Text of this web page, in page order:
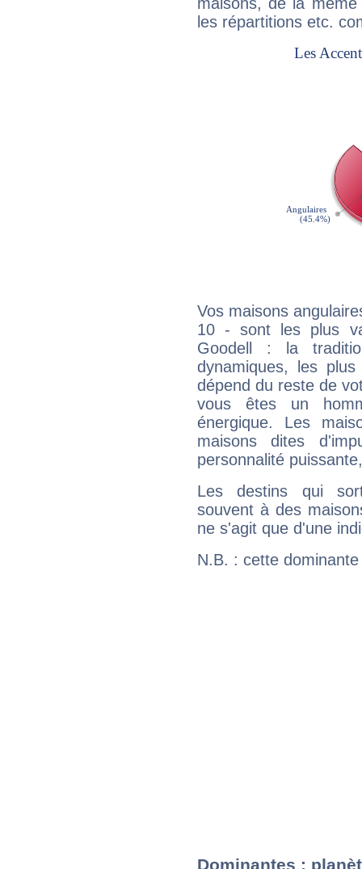
maisons, de la
les répartitions etc.
Vos maisons
10 - sont les plus
Goodell : la
dynamiques, les
dépend du reste de
vous êtes un
énergique. Les
maisons dites
personnalité
Les destins qui
souvent à des
ne s'agit que d'une
N.B. : cette
Dominantes :